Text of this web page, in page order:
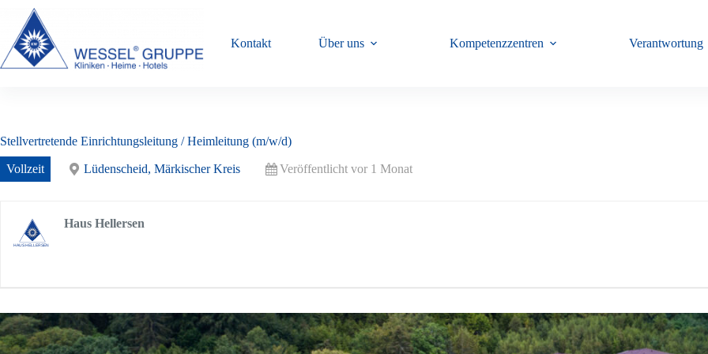
Inhalt
springen
Kontakt Über uns Kompetenzzentren Verantwortung
Stellvertretende Einrichtungsleitung / Heimleitung (m/w/d)
Vollzeit Lüdenscheid, Märkischer Kreis Veröffentlicht vor 1 Monat
Haus Hellersen